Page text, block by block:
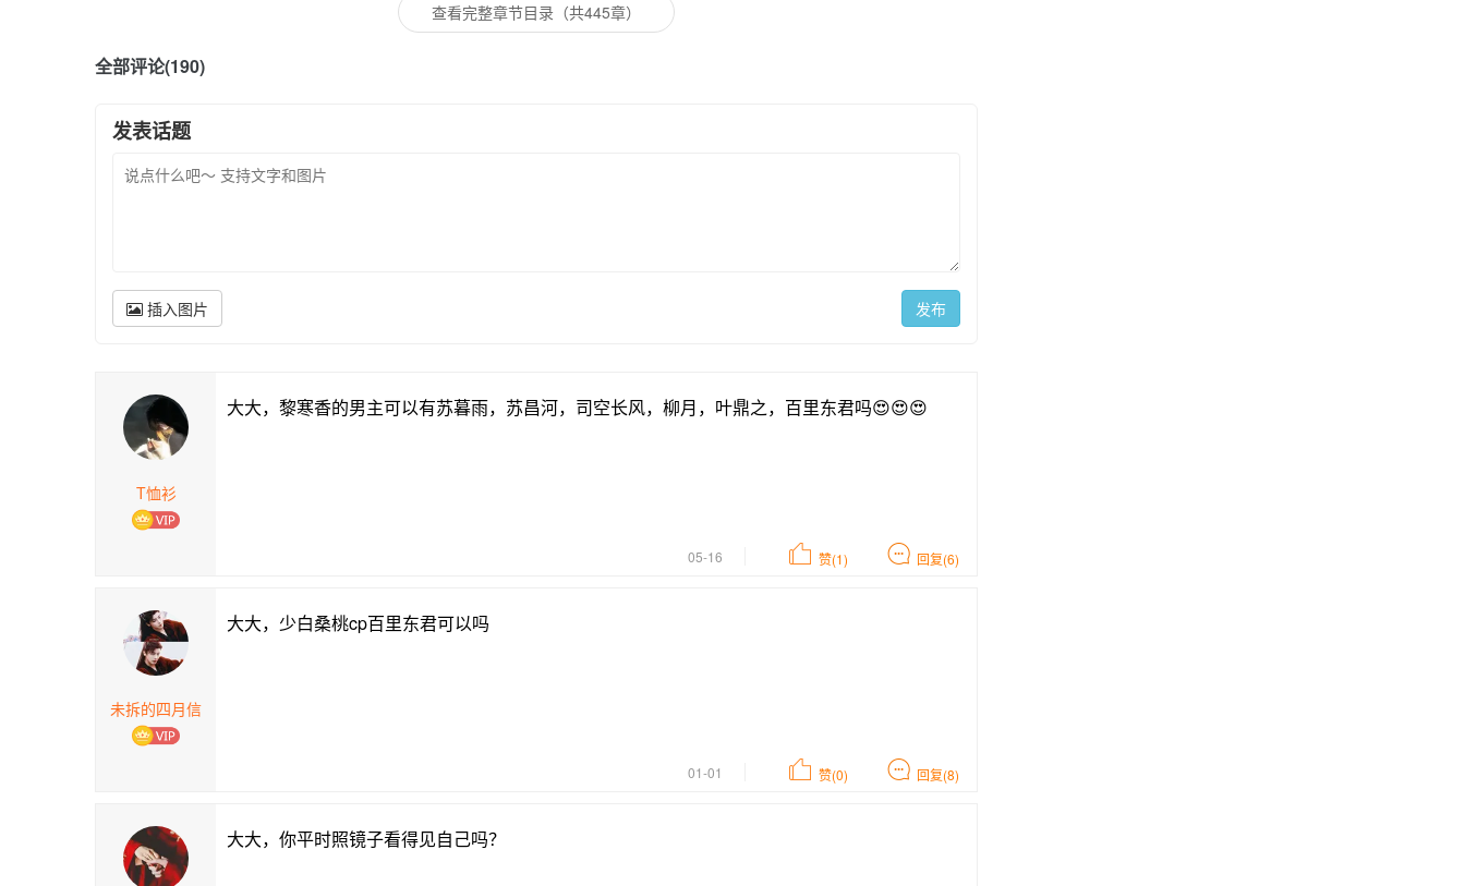
查看完整章节目录（共445章）
全部评论(190)
发表话题
插入图片 发布
T恤衫
大大，黎寒香的男主可以有苏暮雨，苏昌河，司空长风，柳月，叶鼎之，百里东君吗😍😍😍
05-16 赞(1) 回复(6)
未拆的四月信
大大，少白桑桃cp百里东君可以吗
01-01 赞(0) 回复(8)
大大，你平时照镜子看得见自己吗？